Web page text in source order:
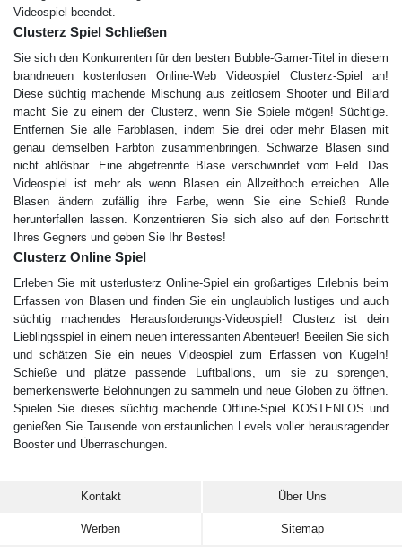
Videospiel beendet.
Сlusterz Spiel Schließen
Sie sich den Konkurrenten für den besten Bubble-Gamer-Titel in diesem
brandneuen kostenlosen Online-Web Videospiel Сlusterz-Spiel an!
Diese süchtig machende Mischung aus zeitlosem Shooter und Billard
macht Sie zu einem der Clusterz, wenn Sie Spiele mögen! Süchtige.
Entfernen Sie alle Farbblasen, indem Sie drei oder mehr Blasen mit
genau demselben Farbton zusammenbringen. Schwarze Blasen sind
nicht ablösbar. Eine abgetrennte Blase verschwindet vom Feld. Das
Videospiel ist mehr als wenn Blasen ein Allzeithoch erreichen. Alle
Blasen ändern zufällig ihre Farbe, wenn Sie eine Schieß Runde
herunterfallen lassen. Konzentrieren Sie sich also auf den Fortschritt
Ihres Gegners und geben Sie Ihr Bestes!
Сlusterz Online Spiel
Erleben Sie mit usterlusterz Online-Spiel ein großartiges Erlebnis beim
Erfassen von Blasen und finden Sie ein unglaublich lustiges und auch
süchtig machendes Herausforderungs-Videospiel! Clusterz ist dein
Lieblingsspiel in einem neuen interessanten Abenteuer! Beeilen Sie sich
und schätzen Sie ein neues Videospiel zum Erfassen von Kugeln!
Schieße und plätze passende Luftballons, um sie zu sprengen,
bemerkenswerte Belohnungen zu sammeln und neue Globen zu öffnen.
Spielen Sie dieses süchtig machende Offline-Spiel KOSTENLOS und
genießen Sie Tausende von erstaunlichen Levels voller herausragender
Booster und Überraschungen.
Kontakt Über Uns
Werben Sitemap